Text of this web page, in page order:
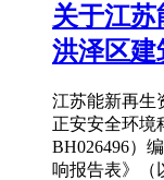
关于江苏
洪泽区建
江苏能新再生
正安安全环境
BH026496）
响报告表》（